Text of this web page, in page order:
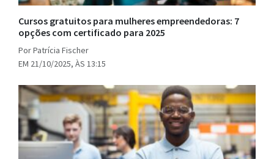
Cursos gratuitos para mulheres empreendedoras: 7
opções com certificado para 2025
Por Patrícia Fischer
EM 21/10/2025, ÀS 13:15